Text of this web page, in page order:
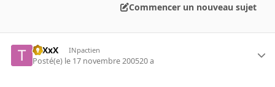
Commencer un nouveau sujet
ToXxX INpactien
Posté(e) le 17 novembre 200520 a